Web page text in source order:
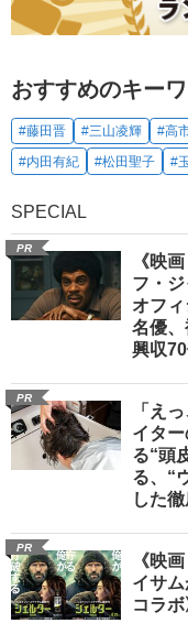
おすすめのキー
#藤田晋 #三山凌輝 #高
#内田有紀
#松田聖子 #
SPECIAL
PR
《映
フ・
オフ
名優
興収70
PR
「え
イタ
る“頭
る、“
した
PR
《映
イサ
コラボ